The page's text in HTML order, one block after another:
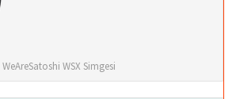
WeAreSatoshi WSX Simgesi